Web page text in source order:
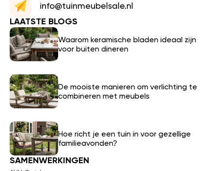
info@tuinmeubelsale.nl
LAATSTE BLOGS
Waarom keramische bladen ideaal zijn
voor buiten dineren
De mooiste manieren om verlichting te
combineren met meubels
Hoe richt je een tuin in voor gezellige
familieavonden?
SAMENWERKINGEN